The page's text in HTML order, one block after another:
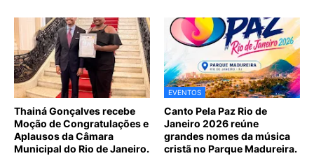
Thainá Gonçalves recebe
Moção de Congratulações e
Aplausos da Câmara
Municipal do Rio de Janeiro.
EVENTOS
Canto Pela Paz Rio de
Janeiro 2026 reúne
grandes nomes da música
cristã no Parque Madureira.